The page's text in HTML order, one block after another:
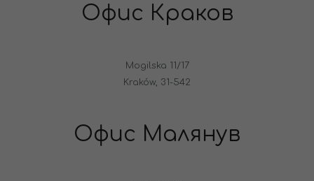
Офис Краков
Mogilska 11/17
Kraków, 31-542
Офис Малянув